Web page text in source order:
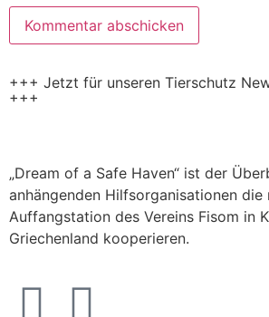
+++ Jetzt für unseren Tierschutz
+++
„Dream of a Safe Haven“ ist der
anhängenden Hilfsorganisationen die
Auffangstation des Vereins Fisom in
Griechenland kooperieren.